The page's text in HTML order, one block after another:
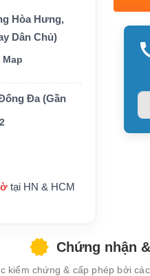
Hòa Hưng,
Dân Chủ)
Map
Đa (Gần
tại HN & HCM
Chứng nhận
kiểm chứng & cấp phép bởi